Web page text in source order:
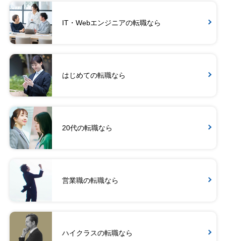
IT・Webエンジニアの転職なら
はじめての転職なら
20代の転職なら
営業職の転職なら
ハイクラスの転職なら